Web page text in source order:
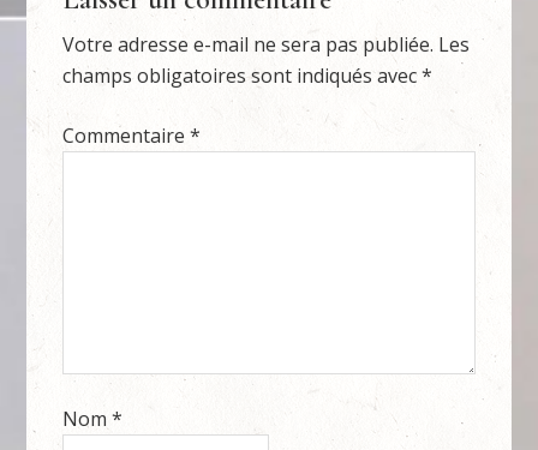
Votre adresse e-mail ne sera pas publiée. Les
champs obligatoires sont indiqués avec*
Commentaire*
Nom*